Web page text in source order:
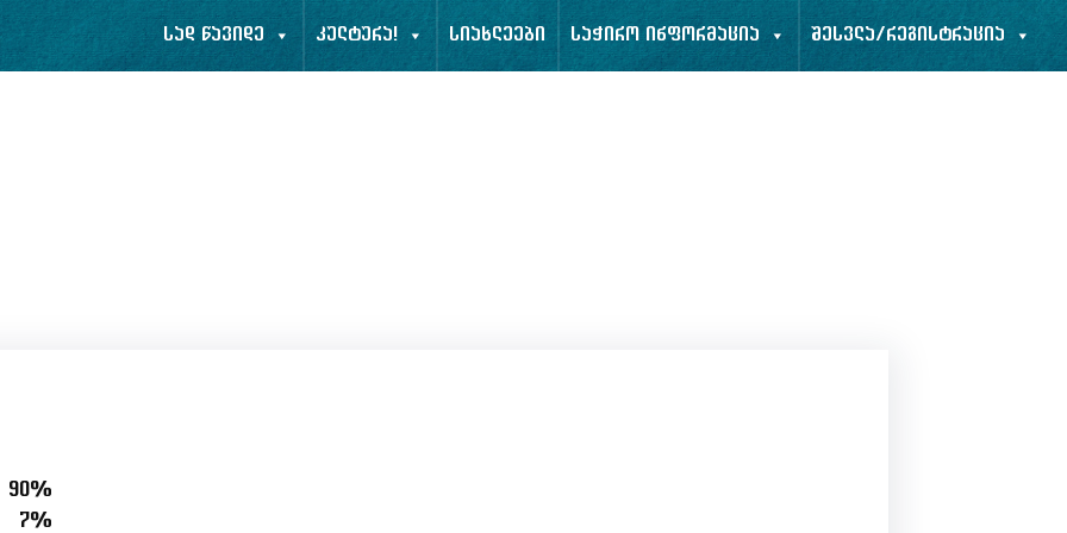
სად წავიდე კულტურა! სიახლეები საჭირო ინფორმაცია შესვლა/რეგისტრაცია
90%
7%